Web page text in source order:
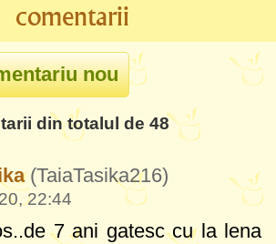
comentarii
din totalul de 48
(TaiaTasika216)
22:44
7 ani gatesc cu la lena